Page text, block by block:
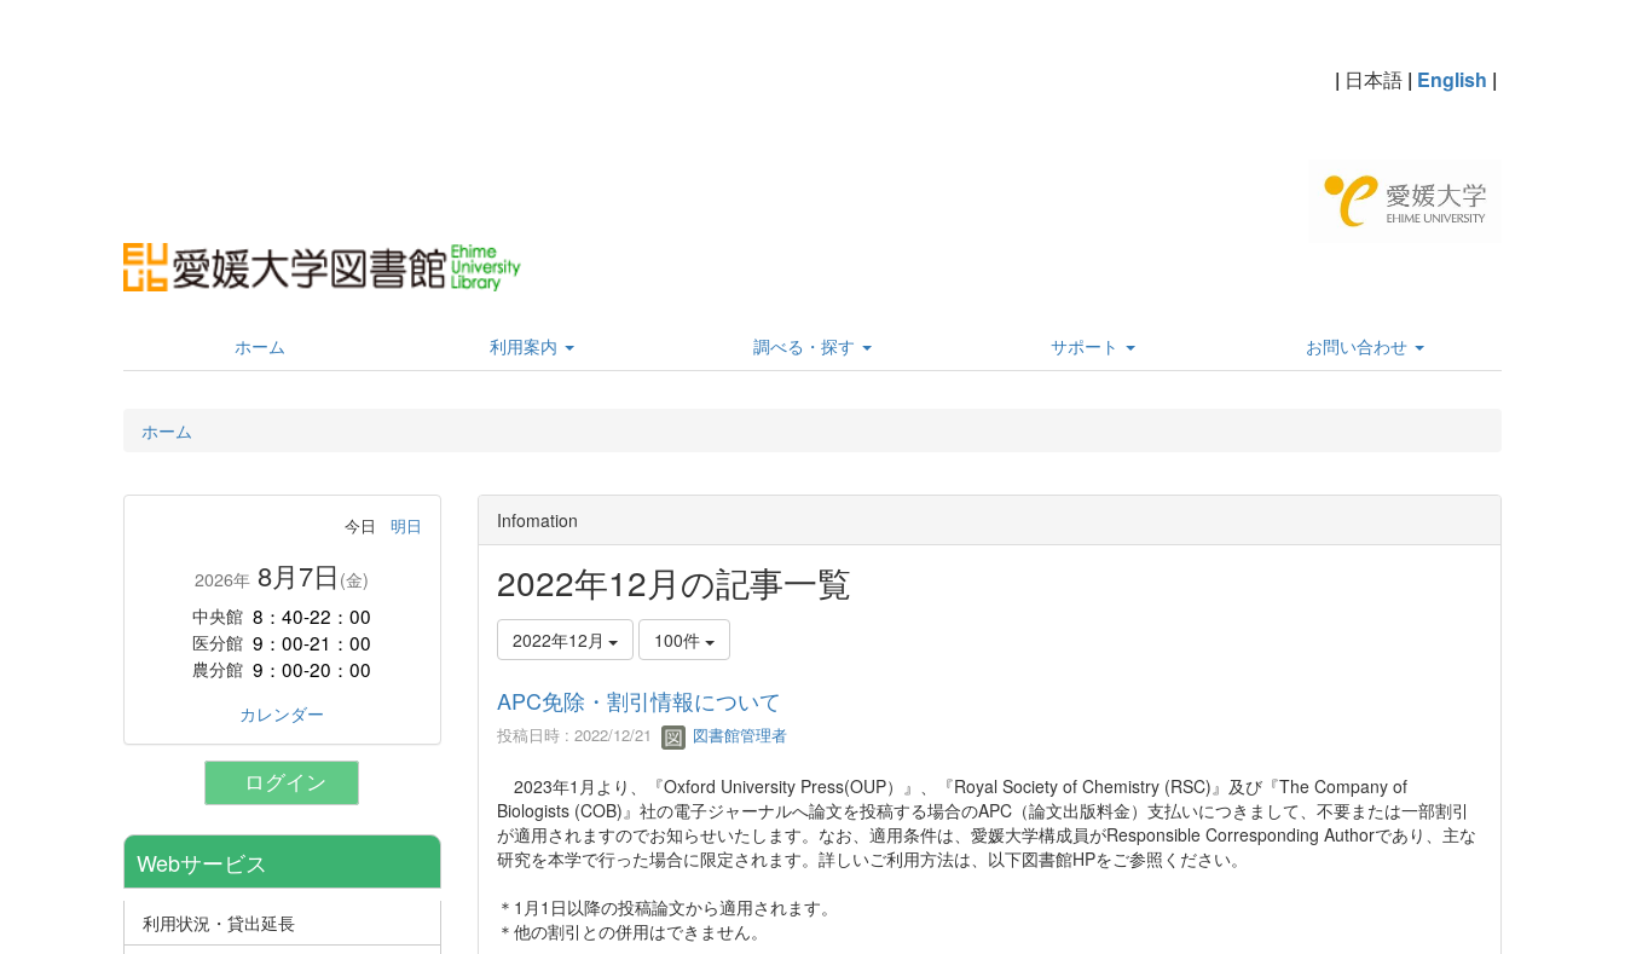
| 日本語 | English |
ホーム 利用案内 調べる・探す サポート お問い合わせ
ホーム
Infomation
2022年12月の記事一覧
2022年12月 100件
APC免除・割引情報について
投稿日時 : 2022/12/21 図書館管理者
2023年1月より、『Oxford University Press(OUP）』、『Royal Society of Chemistry (RSC)』及び『The Company of
Biologists (COB)』社の電子ジャーナルへ論文を投稿する場合のAPC（論文出版料金）支払いにつきまして、不要または一部割引
が適用されますのでお知らせいたします。なお、適用条件は、愛媛大学構成員がResponsible Corresponding Authorであり、主な
研究を本学で行った場合に限定されます。詳しいご利用方法は、以下図書館HPをご参照ください。
＊1月1日以降の投稿論文から適用されます。
＊他の割引との併用はできません。
今日 明日
2026年 8月7日 (金)
中央館 8：40-22：00
医分館 9：00-21：00
農分館 9：00-20：00
カレンダー
ログイン
Webサービス
利用状況・貸出延長